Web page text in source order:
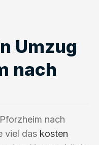
Umzug
nach
nach
viel das kosten